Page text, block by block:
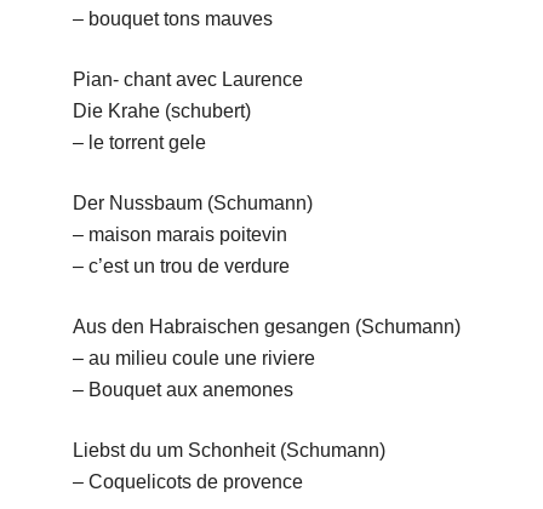
– bouquet tons mauves
Pian- chant avec Laurence
Die Krahe (schubert)
– le torrent gele
Der Nussbaum (Schumann)
– maison marais poitevin
– c’est un trou de verdure
Aus den Habraischen gesangen (Schumann)
– au milieu coule une riviere
– Bouquet aux anemones
Liebst du um Schonheit (Schumann)
– Coquelicots de provence